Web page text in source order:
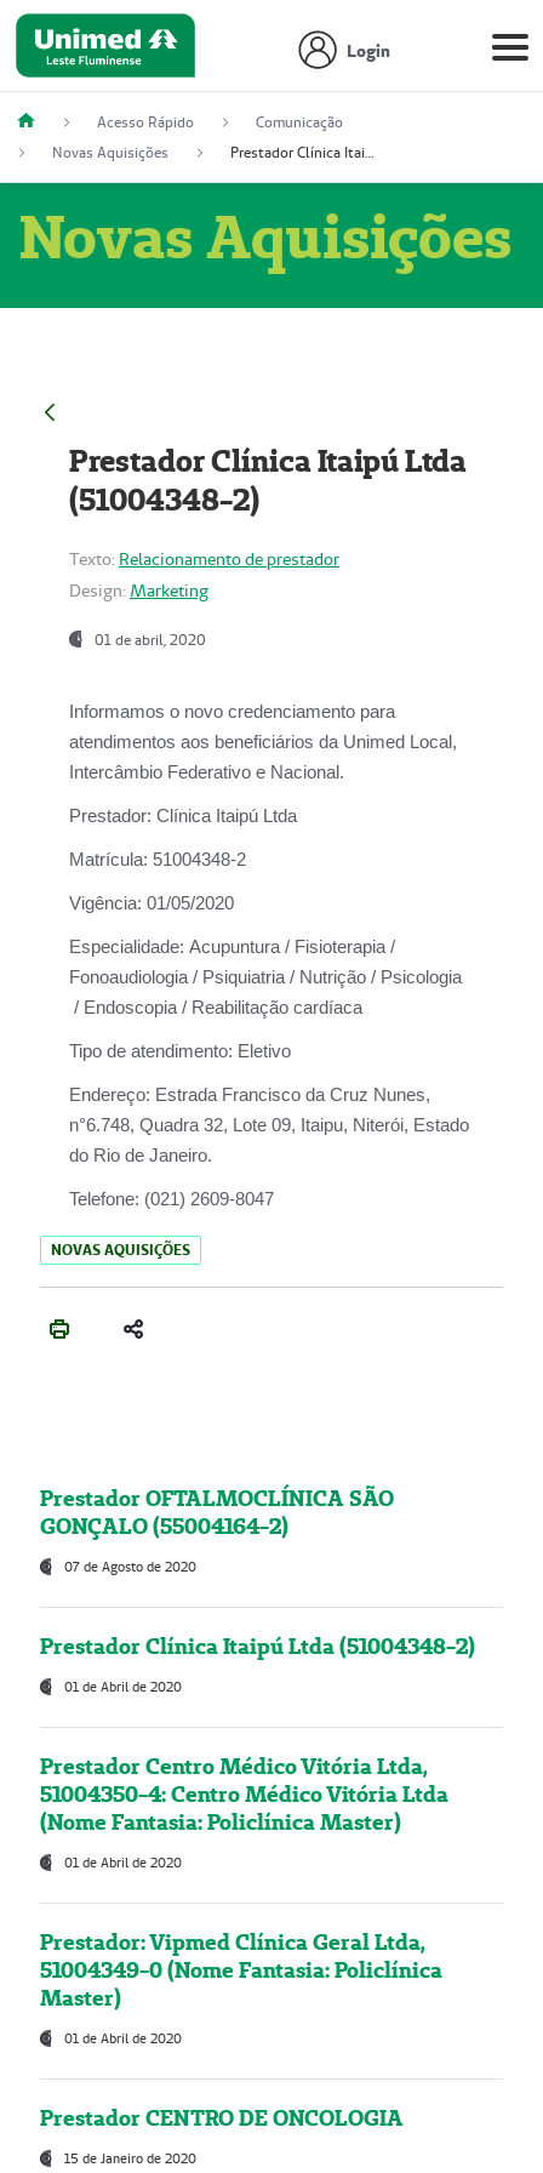
Login
Acesso Rápido
Comunicação
Novas Aquisições
Prestador Clínica Itaipú Ltda (51004348-2)
Novas Aquisições
Prestador Clínica Itaipú Ltda
(51004348-2)
Texto: Relacionamento de prestador
Design: Marketing
01 de abril, 2020
Informamos o novo credenciamento para
atendimentos aos beneficiários da Unimed Local,
Intercâmbio Federativo e Nacional.
Prestador: Clínica Itaipú Ltda
Matrícula: 51004348-2
Vigência: 01/05/2020
Especialidade: Acupuntura / Fisioterapia /
Fonoaudiologia / Psiquiatria / Nutrição / Psicologia
/ Endoscopia / Reabilitação cardíaca
Tipo de atendimento: Eletivo
Endereço: Estrada Francisco da Cruz Nunes,
n°6.748, Quadra 32, Lote 09, Itaipu, Niterói, Estado
do Rio de Janeiro.
Telefone: (021) 2609-8047
NOVAS AQUISIÇÕES
Prestador OFTALMOCLÍNICA SÃO
GONÇALO (55004164-2)
07 de Agosto de 2020
Prestador Clínica Itaipú Ltda (51004348-2)
01 de Abril de 2020
Prestador Centro Médico Vitória Ltda,
51004350-4: Centro Médico Vitória Ltda
(Nome Fantasia: Policlínica Master)
01 de Abril de 2020
Prestador: Vipmed Clínica Geral Ltda,
51004349-0 (Nome Fantasia: Policlínica
Master)
01 de Abril de 2020
Prestador CENTRO DE ONCOLOGIA
15 de Janeiro de 2020